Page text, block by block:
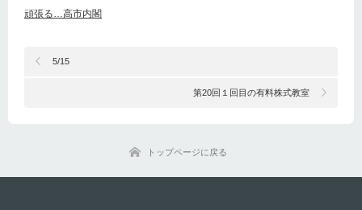
頑張る…高市内閣
5/15
第20回１回目の有料株式教室
トップページに戻る